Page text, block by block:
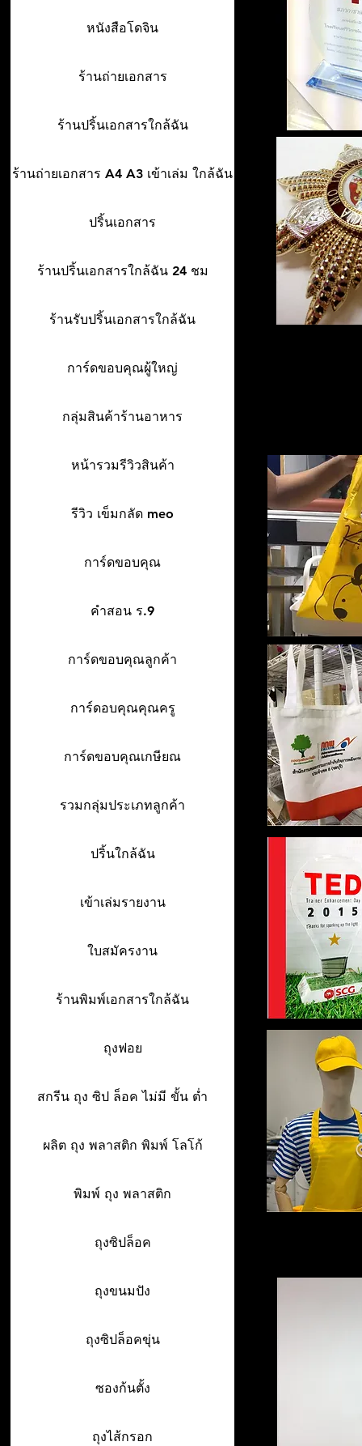
หนังสือโดจิน
ร้านถ่ายเอกสาร
ร้านปริ้นเอกสารใกล้ฉัน
ร้านถ่ายเอกสาร A4 A3 เข้าเล่ม ใกล้ฉัน
ปริ้นเอกสาร
ร้านปริ้นเอกสารใกล้ฉัน 24 ชม
ร้านรับปริ้นเอกสารใกล้ฉัน
การ์ดขอบคุณผู้ใหญ่
กลุ่มสินค้าร้านอาหาร
หน้ารวมรีวิวสินค้า
รีวิว เข็มกลัด meo
การ์ดขอบคุณ
คำสอน ร.9
การ์ดขอบคุณลูกค้า
การ์ดอบคุณคุณครู
การ์ดขอบคุณเกษียณ
รวมกลุ่มประเภทลูกค้า
ปริ้นใกล้ฉัน
เข้าเล่มรายงาน
ใบสมัครงาน
ร้านพิมพ์เอกสารใกล้ฉัน
ถุงฟอย
สกรีน ถุง ซิป ล็อค ไม่มี ขั้น ต่ำ
ผลิต ถุง พลาสติก พิมพ์ โลโก้
พิมพ์ ถุง พลาสติก
ถุงซิปล็อค
ถุงขนมปัง
ถุงซิปล็อคขุ่น
ซองก้นตั้ง
ถุงไส้กรอก